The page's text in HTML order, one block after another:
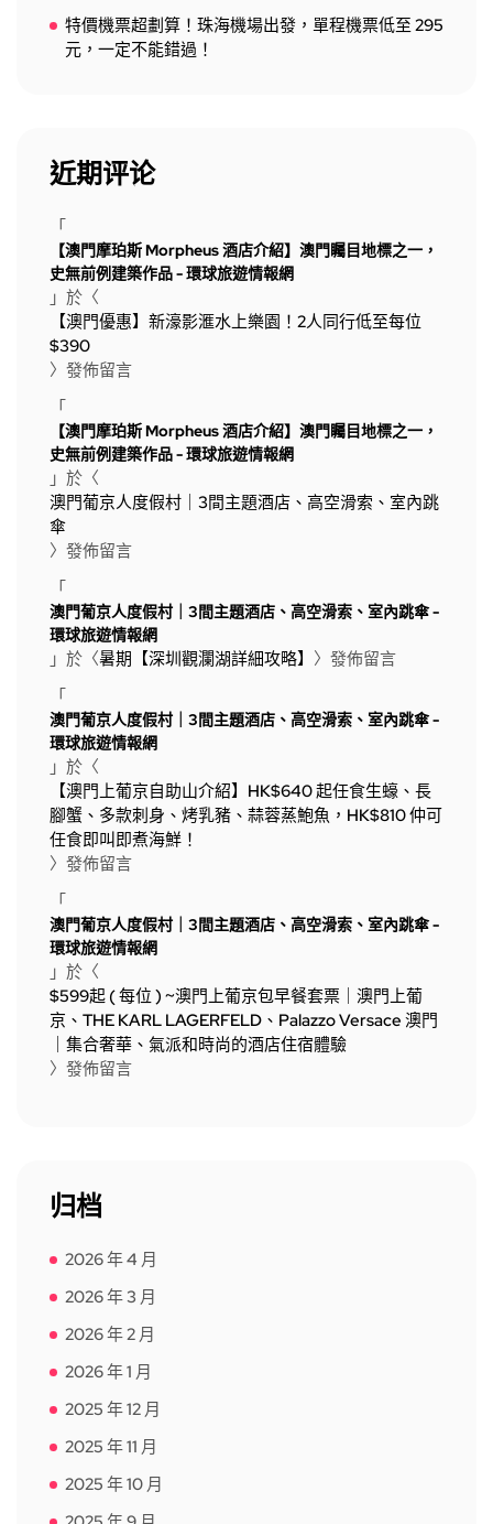
特價機票超劃算！珠海機場出發，單程機票低至 295
元，一定不能錯過！
近期评论
「
【澳門摩珀斯 Morpheus 酒店介紹】澳門矚目地標之一，
史無前例建築作品 - 環球旅遊情報網
」於〈
【澳門優惠】新濠影滙水上樂園！2人同行低至每位
$390
〉發佈留言
「
【澳門摩珀斯 Morpheus 酒店介紹】澳門矚目地標之一，
史無前例建築作品 - 環球旅遊情報網
」於〈
澳門葡京人度假村｜3間主題酒店、高空滑索、室內跳
傘
〉發佈留言
「
澳門葡京人度假村｜3間主題酒店、高空滑索、室內跳傘 -
環球旅遊情報網
」於〈暑期【深圳觀瀾湖詳細攻略】 〉發佈留言
「
澳門葡京人度假村｜3間主題酒店、高空滑索、室內跳傘 -
環球旅遊情報網
」於〈
【澳門上葡京自助山介紹】HK$640 起任食生蠔、長
腳蟹、多款刺身、烤乳豬、蒜蓉蒸鮑魚，HK$810 仲可
任食即叫即煮海鮮！
〉發佈留言
「
澳門葡京人度假村｜3間主題酒店、高空滑索、室內跳傘 -
環球旅遊情報網
」於〈
$599起 ( 每位 ) ~澳門上葡京包早餐套票｜澳門上葡
京、THE KARL LAGERFELD、Palazzo Versace 澳門
｜集合奢華、氣派和時尚的酒店住宿體驗
〉發佈留言
归档
2026 年 4 月
2026 年 3 月
2026 年 2 月
2026 年 1 月
2025 年 12 月
2025 年 11 月
2025 年 10 月